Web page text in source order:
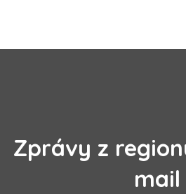
Zprávy z
mail